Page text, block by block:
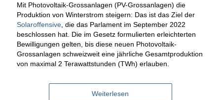
Mit Photovoltaik-Grossanlagen (PV-Grossanlagen) die
Produktion von Winterstrom steigern: Das ist das Ziel der
Solaroffensive, die das Parlament im September 2022
beschlossen hat. Die im Gesetz formulierten erleichterten
Bewilligungen gelten, bis diese neuen Photovoltaik-
Grossanlagen schweizweit eine jährliche Gesamtproduktion
von maximal 2 Terawattstunden (TWh) erlauben.
Weiterlesen